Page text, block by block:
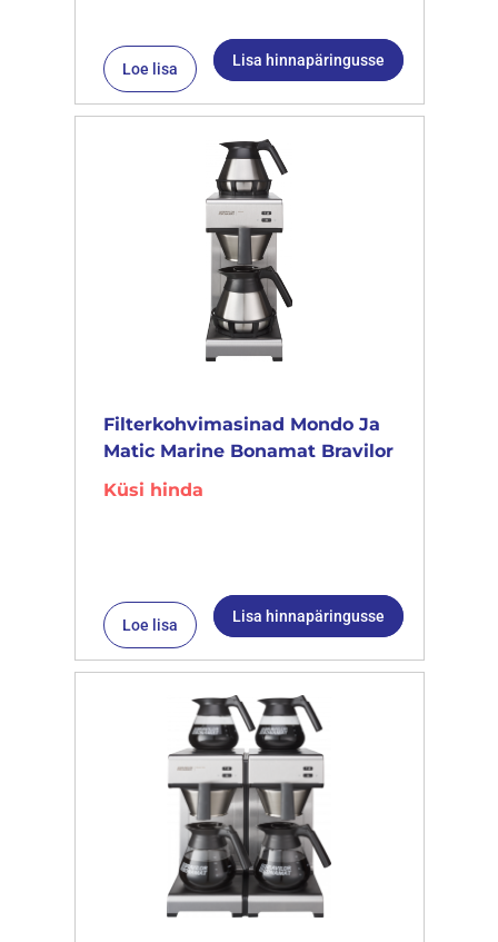
Loe lisa Lisa hinnapäringusse
Filterkohvimasinad Mondo Ja
Matic Marine Bonamat Bravilor
Küsi hinda
Loe lisa Lisa hinnapäringusse